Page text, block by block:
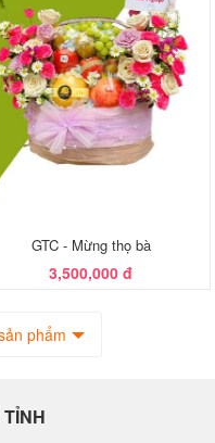
GTC - Mừng thọ bà
3,500,000 đ
phẩm